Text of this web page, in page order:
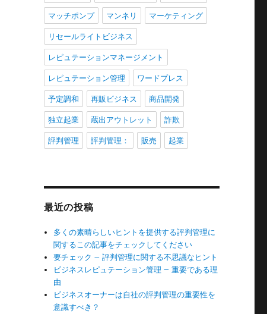
マッチポンプ マンネリ マーケティング
リセールライトビジネス
レピュテーションマネージメント
レピュテーション管理 ワードプレス
予定調和 再販ビジネス 商品開発
独立起業 蔵出アウトレット 詐欺
評判管理 評判管理： 販売 起業
最近の投稿
多くの素晴らしいヒントを提供する評判管理に
関するこの記事をチェックしてください
要チェック – 評判管理に関する不思議なヒント
ビジネスレピュテーション管理 – 重要である理
由
ビジネスオーナーは自社の評判管理の重要性を
意識すべき？